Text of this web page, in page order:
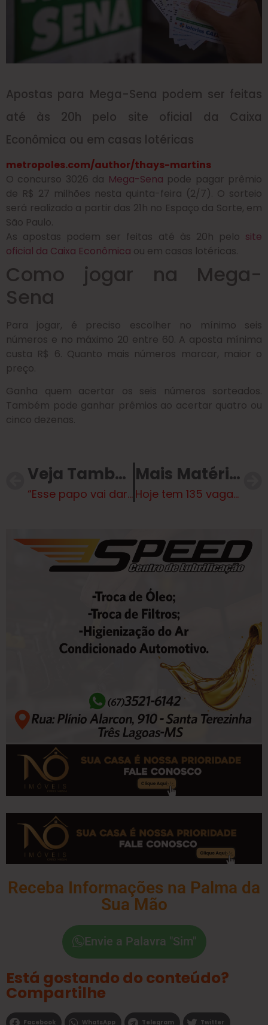
Apostas para Mega-Sena podem ser feitas
até às 20h pelo site oficial da Caixa
Econômica ou em casas lotéricas
metropoles.com/author/thays-martins
O concurso 3026 da Mega-Sena pode pagar prêmio
de R$ 27 milhões nesta quinta-feira (2/7). O sorteio
será realizado a partir das 21h no Espaço da Sorte, em
São Paulo.
As apostas podem ser feitas até às 20h pelo site
oficial da Caixa Econômica ou em casas lotéricas.
Como jogar na Mega-
Sena
Para jogar, é preciso escolher no mínimo seis
números e no máximo 20 entre 60. A aposta mínima
custa R$ 6. Quanto mais números marcar, maior o
preço.
Ganha quem acertar os seis números sorteados.
Também pode ganhar prêmios ao acertar quatro ou
cinco dezenas.
Veja Também
“Esse papo vai dar FBI, mano”, diz alvo dos EUA por elo com PCC
Mais Matérias
Hoje tem 135 vagas de emprego te esperando em Três Lagoas e região
Receba Informações na Palma da
Sua Mão
Envie a Palavra "Sim"
Está gostando do conteúdo?
Compartilhe
Facebook WhatsApp Telegram Twitter